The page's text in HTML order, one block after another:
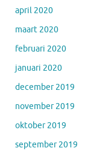
april 2020
maart 2020
februari 2020
januari 2020
december 2019
november 2019
oktober 2019
september 2019